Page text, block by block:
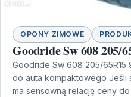
OPONY ZIMOWE
Goodride Sw 608 205/
Goodride Sw 608 205/
do auta kompaktowego Jeśli
ma sensowną relację ceny